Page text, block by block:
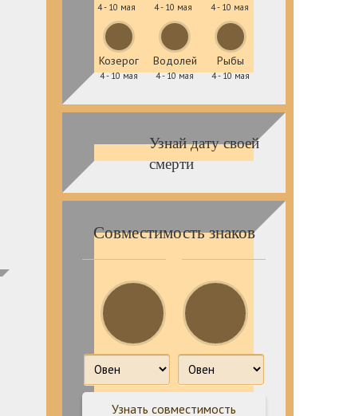
4 - 10 мая 4 - 10 мая 4 - 10 мая
Козерог
4 - 10 мая
Водолей
4 - 10 мая
Рыбы
4 - 10 мая
Узнай дату своей
смерти
Совместимость знаков